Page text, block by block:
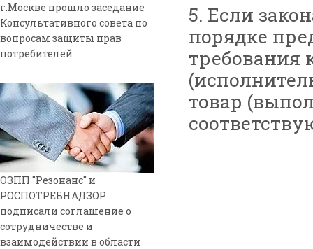
г.Москве прошло заседание
Консультативного совета по
вопросам защиты прав
потребителей
ОЗПП "Резонанс" и
РОСПОТРЕБНАДЗОР
подписали соглашение о
сотрудничестве и
взаимодействии в области
5. Если
порядке
требования
товар